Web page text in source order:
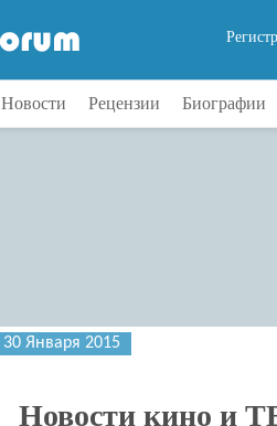
Новости Рецензии Биографии
30 Января 2015
Новости кино и